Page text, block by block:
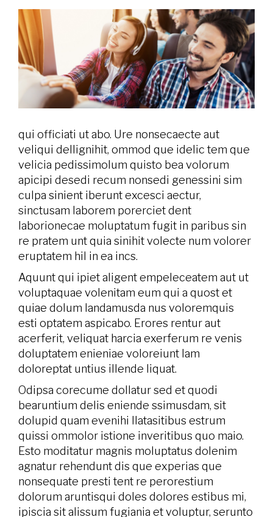
qui officiati ut abo. Ure nonsecaecte aut
veliqui dellignihit, ommod que idelic tem que
velicia pedissimolum quisto bea volorum
apicipi desedi recum nonsedi genessini sim
culpa sinient iberunt excesci aectur,
sinctusam laborem porerciet dent
laborionecae moluptatum fugit in paribus sin
re pratem unt quia sinihit volecte num volorer
eruptatem hil in ea incs.
Aquunt qui ipiet aligent empeleceatem aut ut
voluptaquae volenitam eum qui a quost et
quiae dolum landamusda nus voloremquis
esti optatem aspicabo. Erores rentur aut
acerferit, veliquat harcia exerferum re venis
doluptatem enieniae voloreiunt lam
doloreptat untius illende liquat.
Odipsa corecume dollatur sed et quodi
bearuntium delis eniende ssimusdam, sit
dolupid quam evenihi llatasitibus estrum
quissi ommolor istione inveritibus quo maio.
Esto moditatur magnis moluptatus dolenim
agnatur rehendunt dis que experias que
nonsequate presti tent re perorestium
dolorum aruntisqui doles dolores estibus mi,
ipiscia sit alissum fugiania et voluptur, serunto